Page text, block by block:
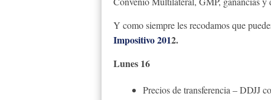
Y como siempre les recodamos que
Impositivo 2012.
Lunes 16
Precios de transferencia – DDJJ